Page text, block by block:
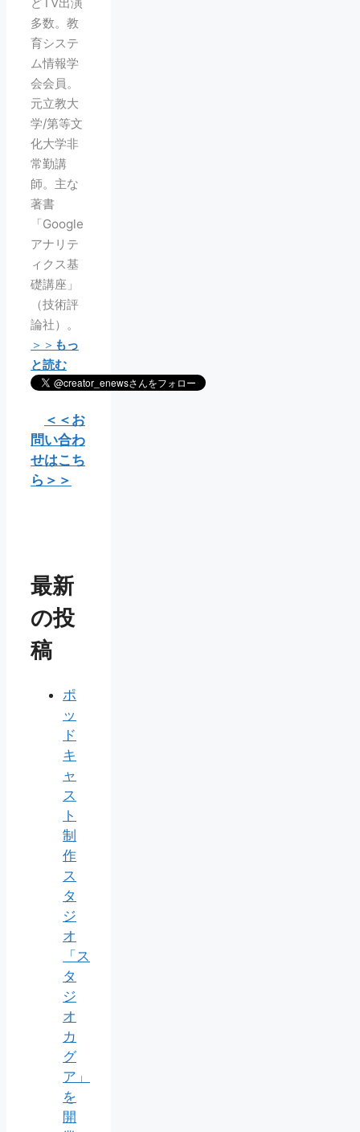
多数。教
育システ
ム情報学
会会員。
元立教大
学/第等文
化大学非
常勤講
師。主な
著書
「Google
アナリテ
ィクス基
礎講座」
（技術評
論社）。
＞＞ もっ
と読む
＜＜お
問い合わ
せはこち
ら＞＞
最新
の投
稿
ポ
ッ
ド
キ
ャ
ス
ト
制
作
ス
タ
ジ
オ
「ス
タ
ジ
オ
カ
グ
ア」
を
開